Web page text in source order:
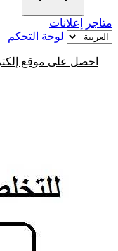
متاجر
إعلانات
لوحة التحكم
احصل على موقع